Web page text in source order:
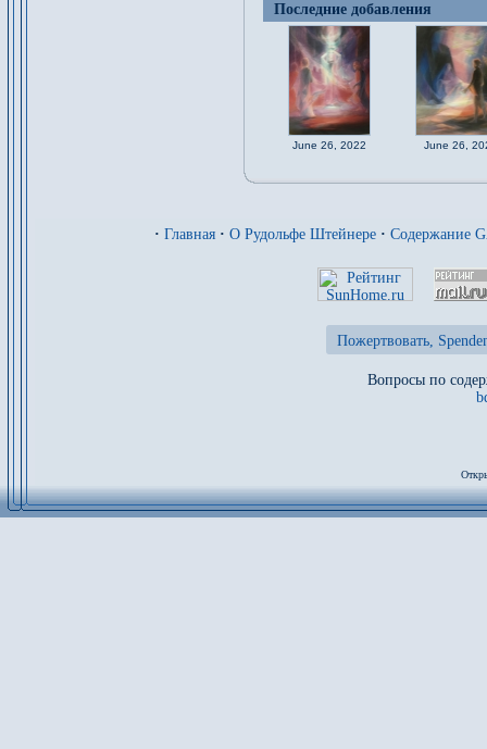
Последние добавления
June 26, 2022 June 26,
· Главная · О Рудольфе Штейнере · Содержание
Пожертвовать,
Вопросы по